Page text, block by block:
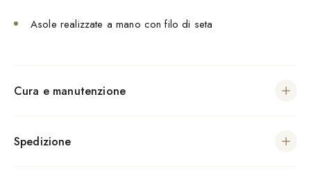
Asole realizzate a mano con filo di seta
Cura e manutenzione
Spedizione